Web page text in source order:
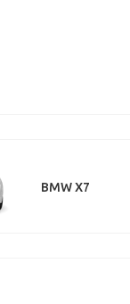
BMW X7